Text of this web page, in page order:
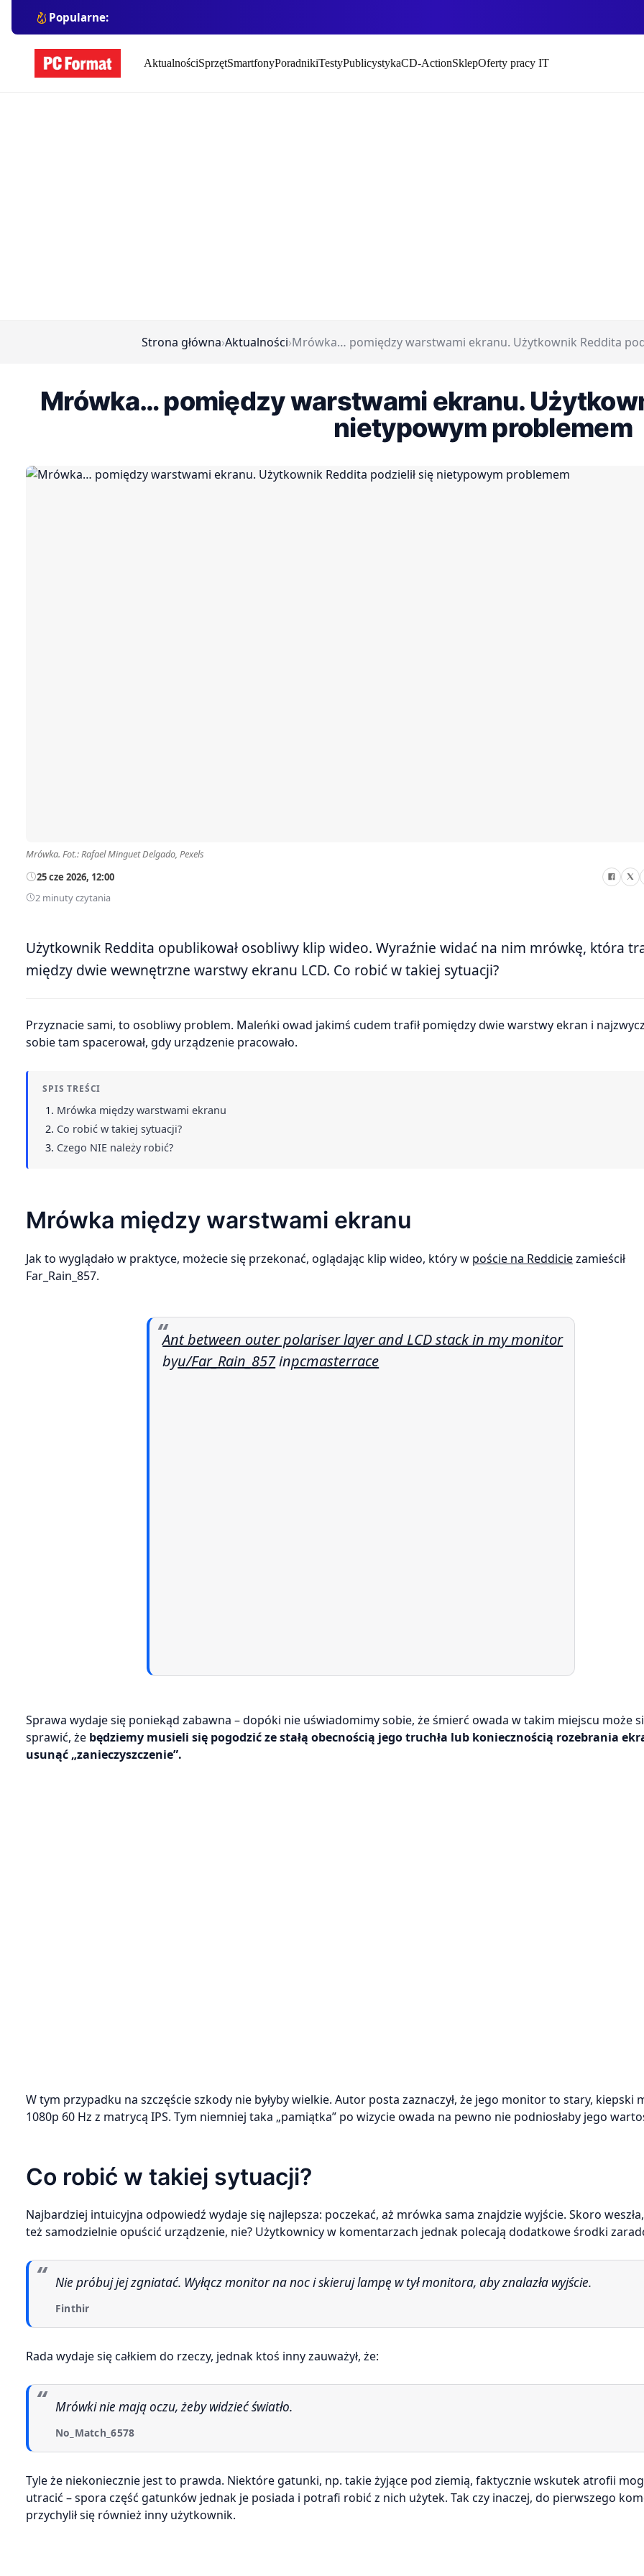
Popularne:
AktualnościSprzętSmartfonyPoradnikiTestyPublicystykaCD-ActionSklepOferty pracy IT
Strona główna›Aktualności›Mrówka… pomiędzy warstwami ekranu. Użytkownik Reddita
Mrówka… pomiędzy warstwami ekranu.
nietypowym problemem
Mrówka. Fot.: Rafael Minguet Delgado, Pexels
25 cze 2026, 12:00
2 minuty czytania
Użytkownik Reddita opublikował osobliwy klip wideo. Wyraźnie widać na nim mrówkę, która
między dwie wewnętrzne warstwy ekranu LCD. Co robić w takiej sytuacji?
Przyznacie sami, to osobliwy problem. Maleńki owad jakimś cudem trafił pomiędzy dwie warstwy ekran i najzwyczajniej
sobie tam spacerował, gdy urządzenie pracowało.
SPIS TREŚCI
Mrówka między warstwami ekranu
Co robić w takiej sytuacji?
Czego NIE należy robić?
Mrówka między warstwami ekranu
Jak to wyglądało w praktyce, możecie się przekonać, oglądając klip wideo, który w poście na Reddiciezamieścił
Far_Rain_857.
Ant between outer polariser layer and LCD stack in my monitor
byu/Far_Rain_857inpcmasterrace
Sprawa wydaje się poniekąd zabawna – dopóki nie uświadomimy sobie, że śmierć owada w takim miejscu może
sprawić, że będziemy musieli się pogodzić ze stałą obecnością jego truchła lub koniecznością rozebrania
usunąć „zanieczyszczenie”.
W tym przypadku na szczęście szkody nie byłyby wielkie. Autor posta zaznaczył, że jego monitor to stary, kiepski
1080p 60 Hz z matrycą IPS. Tym niemniej taka „pamiątka” po wizycie owada na pewno nie podniosłaby jego
Co robić w takiej sytuacji?
Najbardziej intuicyjna odpowiedź wydaje się najlepsza: poczekać, aż mrówka sama znajdzie wyjście. Skoro
też samodzielnie opuścić urządzenie, nie? Użytkownicy w komentarzach jednak polecają dodatkowe środki
Nie próbuj jej zgniatać. Wyłącz monitor na noc i skieruj lampę w tył monitora, aby znalazła wyjście.
Finthir
Rada wydaje się całkiem do rzeczy, jednak ktoś inny zauważył, że:
Mrówki nie mają oczu, żeby widzieć światło.
No_Match_6578
Tyle że niekoniecznie jest to prawda. Niektóre gatunki, np. takie żyjące pod ziemią, faktycznie wskutek atrofii
utracić – spora część gatunków jednak je posiada i potrafi robić z nich użytek. Tak czy inaczej, do pierwszego
przychylił się również inny użytkownik.